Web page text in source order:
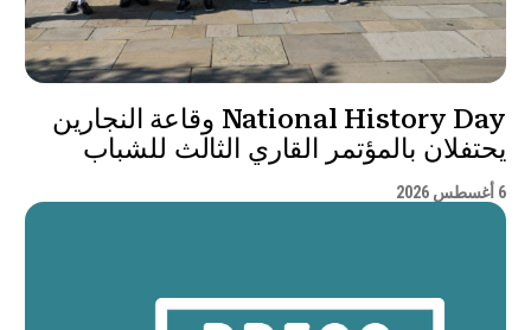
National History Day وقاعة النجارين
يحتفلان بالمؤتمر القاري الثالث للشباب
6 أغسطس 2026